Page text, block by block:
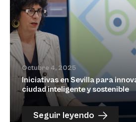
Octubre 4, 2025
Iniciativas en Sevilla para
ciudad inteligente y sostenible
Seguir leyendo